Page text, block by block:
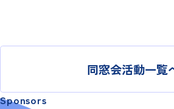
同窓会活動一覧
Sponsors